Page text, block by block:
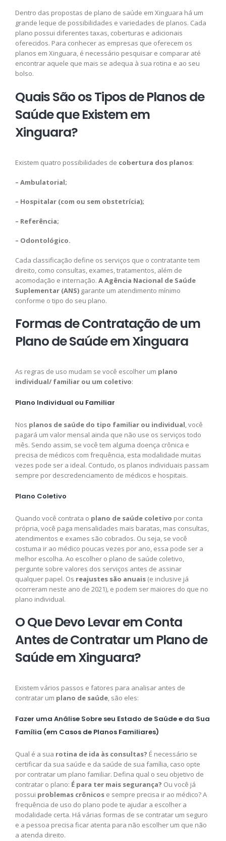
Dentro das propostas de plano de saúde em Xinguara há um
grande leque de possibilidades e variedades de planos. Cada
plano possui diferentes taxas, coberturas e adicionais
oferecidos. Para conhecer as empresas que oferecem os
planos em Xinguara, é necessário pesquisar e comparar até
encontrar aquele que mais se adequa à sua rotina e ao seu
bolso.
Quais São os Tipos de Planos de
Saúde que Existem em
Xinguara?
Existem quatro possibilidades de cobertura dos planos:
– Ambulatorial;
– Hospitalar (com ou sem obstetrícia);
– Referência;
– Odontológico.
Cada classificação define os serviços que o contratante tem
direito, como consultas, exames, tratamentos, além de
acomodação e internação. A Agência Nacional de Saúde
Suplementar (ANS) garante um atendimento mínimo
conforme o tipo do seu plano.
Formas de Contratação de um
Plano de Saúde em Xinguara
As regras de uso mudam se você escolher um plano
individual/ familiar ou um coletivo:
Plano Individual ou Familiar
Nos planos de saúde do tipo familiar ou individual, você
pagará um valor mensal ainda que não use os serviços todo
mês. Sendo assim, se você tem alguma doença crônica e
precisa de médicos com frequência, esta modalidade muitas
vezes pode ser a ideal. Contudo, os planos individuais passam
sempre por descredenciamento de médicos e hospitais.
Plano Coletivo
Quando você contrata o plano de saúde coletivo por conta
própria, você paga mensalidades mais baratas, mas consultas,
atendimentos e exames são cobrados. Ou seja, se você
costuma ir ao médico poucas vezes por ano, essa pode ser a
melhor escolha. Ao escolher o plano de saúde coletivo,
pergunte sobre valores dos serviços antes de assinar
qualquer papel. Os reajustes são anuais (e inclusive já
ocorreram neste ano de 2021), e podem ser maiores do que no
plano individual.
O Que Devo Levar em Conta
Antes de Contratar um Plano de
Saúde em Xinguara?
Existem vários passos e fatores para analisar antes de
contratar um plano de saúde, são eles:
Fazer uma Análise Sobre seu Estado de Saúde e da Sua
Família (em Casos de Planos Familiares)
Qual é a sua rotina de ida às consultas? É necessário se
certificar da sua saúde e da saúde de sua família, caso opte
por contratar um plano familiar. Defina qual o seu objetivo de
contratar o plano: É para ter mais segurança? Ou você já
possui problemas crônicos e sempre precisa ir ao médico? A
frequência de uso do plano pode te ajudar a escolher a
modalidade certa. Há várias formas de se contratar um seguro
e a pessoa precisa ficar atenta para não escolher um que não
a atenda direito.